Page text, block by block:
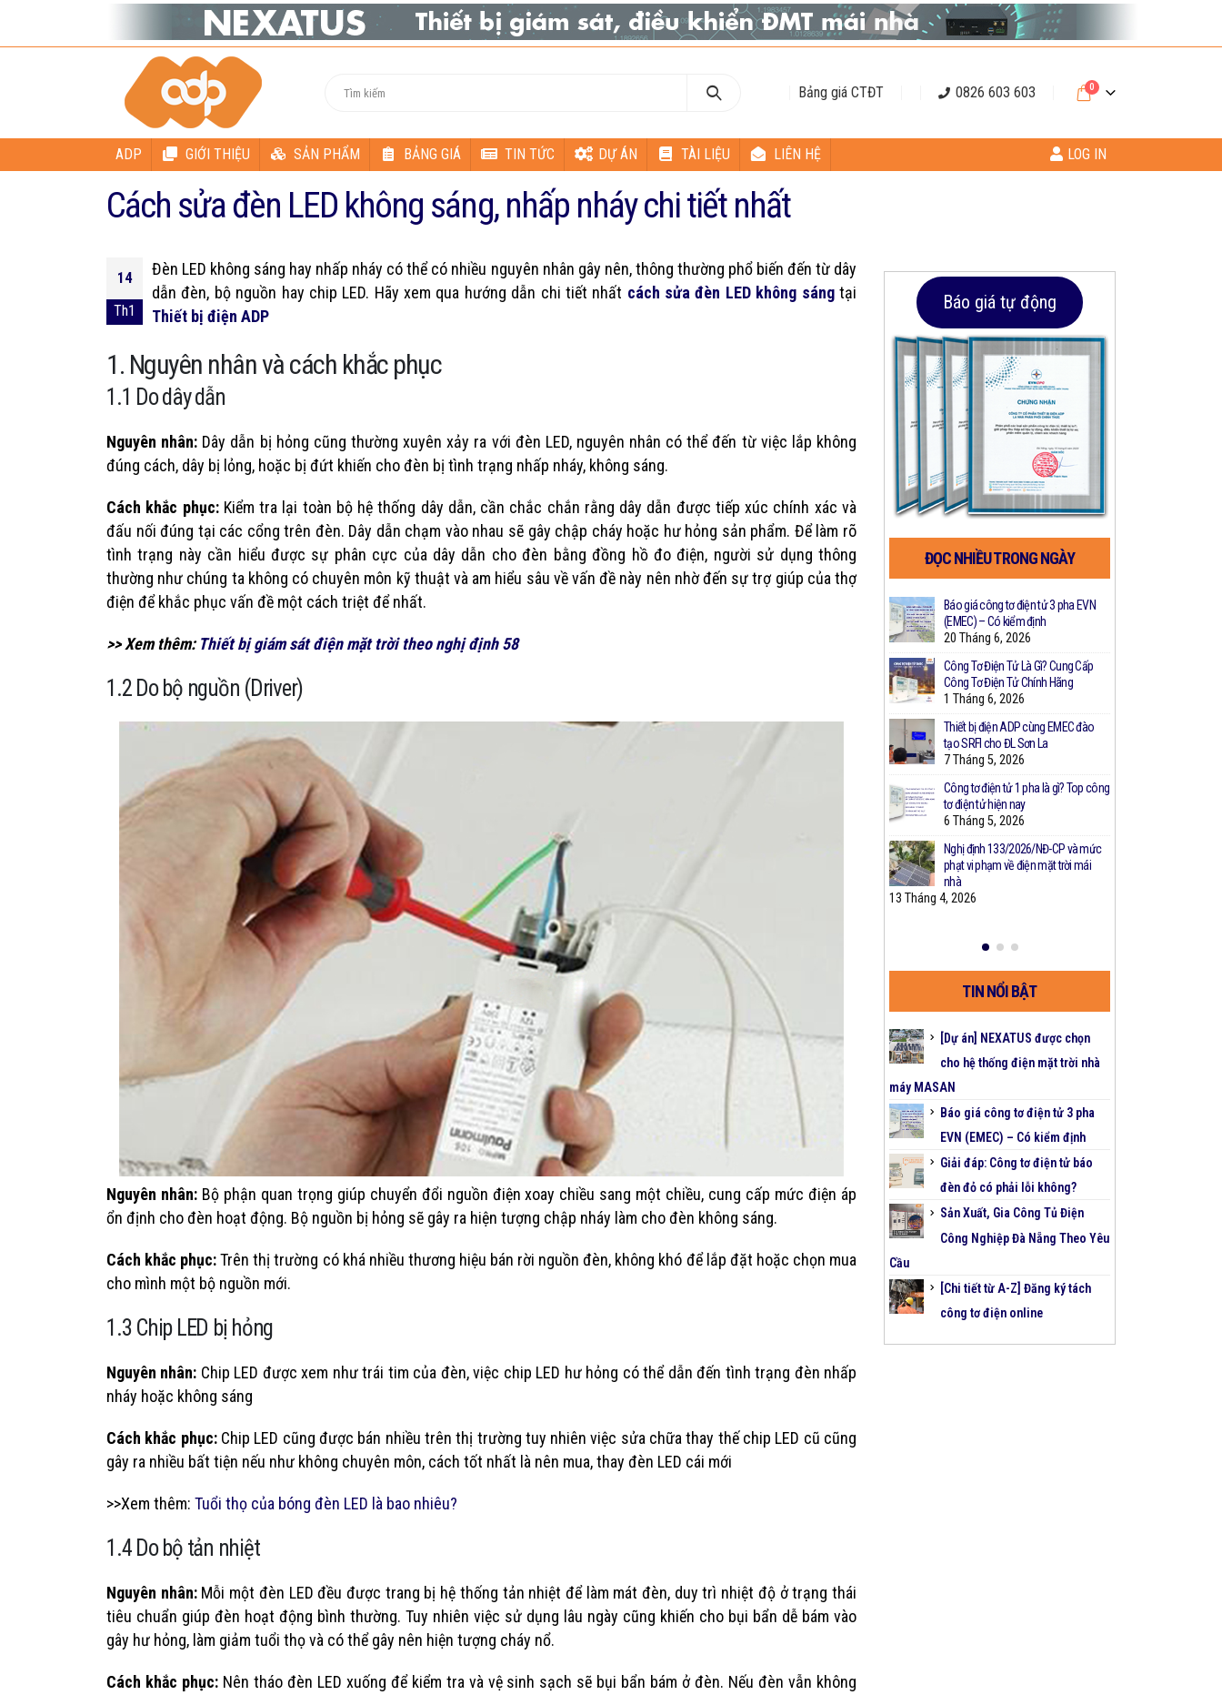
Bảng giá CTĐT 0826 603 603 0
ADP GIỚI THIỆU SẢN PHẨM BẢNG GIÁ TIN TỨC DỰ ÁN TÀI LIỆU LIÊN HỆ LOG IN
Cách sửa đèn LED không sáng, nhấp nháy chi tiết nhất
14
Th1
Đèn LED không sáng hay nhấp nháy có thể có nhiều nguyên nhân gây nên, thông thường phổ biến đến từ dây
dẫn đèn, bộ nguồn hay chip LED. Hãy xem qua hướng dẫn chi tiết nhất cách sửa đèn LED không sángtại
Thiết bị điện ADP
1. Nguyên nhân và cách khắc phục
1.1 Do dây dẫn
Nguyên nhân: Dây dẫn bị hỏng cũng thường xuyên xảy ra với đèn LED, nguyên nhân có thể đến từ việc lắp không
đúng cách, dây bị lỏng, hoặc bị đứt khiến cho đèn bị tình trạng nhấp nháy, không sáng.
Cách khắc phục: Kiểm tra lại toàn bộ hệ thống dây dẫn, cần chắc chắn rằng dây dẫn được tiếp xúc chính xác và
đấu nối đúng tại các cổng trên đèn. Dây dẫn chạm vào nhau sẽ gây chập cháy hoặc hư hỏng sản phẩm. Để làm rõ
tình trạng này cần hiểu được sự phân cực của dây dẫn cho đèn bằng đồng hồ đo điện, người sử dụng thông
thường như chúng ta không có chuyên môn kỹ thuật và am hiểu sâu về vấn đề này nên nhờ đến sự trợ giúp của thợ
điện để khắc phục vấn đề một cách triệt để nhất.
>> Xem thêm: Thiết bị giám sát điện mặt trời theo nghị định 58
1.2 Do bộ nguồn (Driver)
Nguyên nhân:Bộ phận quan trọng giúp chuyển đổi nguồn điện xoay chiều sang một chiều, cung cấp mức điện áp
ổn định cho đèn hoạt động. Bộ nguồn bị hỏng sẽ gây ra hiện tượng chập nháy làm cho đèn không sáng.
Cách khắc phục:Trên thị trường có khá nhiều thương hiệu bán rời nguồn đèn, không khó để lắp đặt hoặc chọn mua
cho mình một bộ nguồn mới.
1.3 Chip LED bị hỏng
Nguyên nhân: Chip LED được xem như trái tim của đèn, việc chip LED hư hỏng có thể dẫn đến tình trạng đèn nhấp
nháy hoặc không sáng
Cách khắc phục:Chip LED cũng được bán nhiều trên thị trường tuy nhiên việc sửa chữa thay thế chip LED cũ cũng
gây ra nhiều bất tiện nếu như không chuyên môn, cách tốt nhất là nên mua, thay đèn LED cái mới
>>Xem thêm: Tuổi thọ của bóng đèn LED là bao nhiêu?
1.4 Do bộ tản nhiệt
Nguyên nhân:Mỗi một đèn LED đều được trang bị hệ thống tản nhiệt để làm mát đèn, duy trì nhiệt độ ở trạng thái
tiêu chuẩn giúp đèn hoạt động bình thường. Tuy nhiên việc sử dụng lâu ngày cũng khiến cho bụi bẩn dễ bám vào
gây hư hỏng, làm giảm tuổi thọ và có thể gây nên hiện tượng cháy nổ.
Cách khắc phục:Nên tháo đèn LED xuống để kiểm tra và vệ sinh sạch sẽ bụi bẩn bám ở đèn. Nếu đèn vẫn không
Báo giá tự động
ĐỌC NHIỀU TRONG NGÀY
2 Tháng 3, 2026
Công Nghệ RF Mesh – Công Nghệ
CHƯƠNG TRÌNH CHO THUÊ TÀI
CHÍNH – GIẢI PHÁP QUẢN KINH
DOANH ĐIỆN TOÀN DIỆN
26 Tháng 5, 2025
Cư Và Các Tính Năng Quan Trọng
Báo giá công tơ điện tử 3 pha EVN
(EMEC) – Có kiểm định
20 Tháng 6, 2026
Công Tơ Điện Tử Là Gì? Cung Cấp
Công Tơ Điện Tử Chính Hãng
1 Tháng 6, 2026
Thiết bị điện ADP cùng EMEC đào
tạo SRFI cho ĐL Sơn La
7 Tháng 5, 2026
Công tơ điện tử 1 pha là gì? Top công
tơ điện tử hiện nay
6 Tháng 5, 2026
Nghị định 133/2026/NĐ-CP và mức
phạt vi phạm về điện mặt trời mái
nhà
13 Tháng 4, 2026
TIN NỔI BẬT
[Dự án] NEXATUS được chọn
cho hệ thống điện mặt trời nhà
máy MASAN
Báo giá công tơ điện tử 3 pha
EVN (EMEC) – Có kiểm định
Giải đáp: Công tơ điện tử báo
đèn đỏ có phải lỗi không?
Sản Xuất, Gia Công Tủ Điện
Công Nghiệp Đà Nẵng Theo Yêu
Cầu
[Chi tiết từ A-Z] Đăng ký tách
công tơ điện online